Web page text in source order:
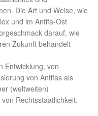
Die Art und Weise, wie
und im Antifa-Ost
darauf, wie
Zukunft behandelt
Entwicklung, von
von Antifas als
(weltweiten)
Rechtsstaatlichkeit.